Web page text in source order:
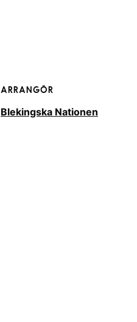
ARRANGÖR
Blekingska Nationen